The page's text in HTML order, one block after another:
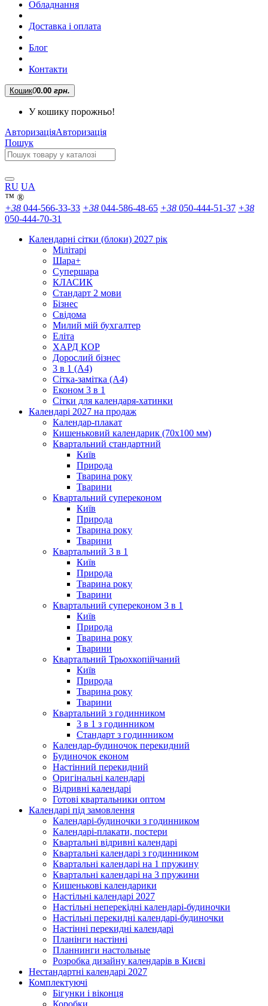
Обладнання
Доставка і оплата
Блог
Контакти
Кошик00.00 грн.
У кошику порожньо!
АвторизаціяАвторизація
Пошук
RU UA
™ ®
+38 044-566-33-33 +38 044-586-48-65 +38 050-444-51-37 +38
050-444-70-31
Календарні сітки (блоки) 2027 рік
Мілітарі
Шара+
Супершара
КЛАСИК
Стандарт 2 мови
Бізнес
Свідома
Милий мій бухгалтер
Еліта
ХАРД КОР
Дорослий бізнес
3 в 1 (А4)
Сітка-замітка (А4)
Економ 3 в 1
Сітки для календаря-хатинки
Календарі 2027 на продаж
Календар-плакат
Кишеньковий календарик (70х100 мм)
Квартальний стандартний
Київ
Природа
Тварина року
Тварини
Квартальний супереконом
Київ
Природа
Тварина року
Тварини
Квартальний 3 в 1
Київ
Природа
Тварина року
Тварини
Квартальний супереконом 3 в 1
Київ
Природа
Тварина року
Тварини
Квартальний Трьохкопійчаний
Київ
Природа
Тварина року
Тварини
Квартальний з годинником
3 в 1 з годинником
Стандарт з годинником
Календар-будиночок перекидний
Будиночок економ
Настінний перекидний
Оригінальні календарі
Відривні календарі
Готові квартальники оптом
Календарі під замовлення
Календарі-будиночки з годинником
Календарі-плакати, постери
Квартальні відривні календарі
Квартальні календарі з годинником
Квартальні календарі на 1 пружину
Квартальні календарі на 3 пружини
Кишенькові календарики
Настільні календарі 2027
Настільні неперекідні календарі-будиночки
Настільні перекидні календарі-будиночки
Настінні перекидні календарі
Планінги настінні
Планнинги настольные
Розробка дизайну календарів в Києві
Нестандартні календарі 2027
Комплектуючі
Бігунки і віконця
Коробки